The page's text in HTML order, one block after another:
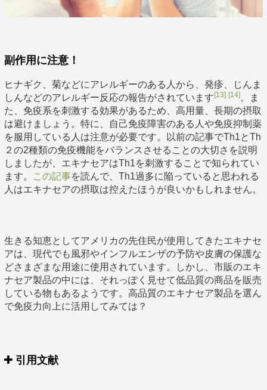
副作用に注意！
ヒナギク、菊などにアレルギーのある人から、発疹、じんま
しんなどのアレルギー反応の報告がされています [13] [14]。ま
た、免疫系を刺激する効果があるため、高用量、長期の摂取
は避けましょう。特に、自己免疫障害のある人や免疫抑制薬
を服用している人は注意が必要です。以前の記事でTh1とTh
２の2種類の免疫機能をバランスさせることの大切さを説明
しましたが、エキナセアはTh1を刺激することで知られてい
ます。
この記事を読んで、Th1過多に陥っていると思われる
人はエキナセアの摂取は控えたほうが良いかもしれません。
生きる知恵としてアメリカの先住民が使用してきたエキナセ
アは、現代でも風邪やインフルエンザの予防や皮膚の保護な
どさまざまな用途に使用されています。しかし、市販のエキ
ナセア製品の中には、それっぽく見せて低品質の商品を販売
している物もあるようです。高品質のエキナセア製品を選ん
で免疫力向上に活用してみては？
引用文献